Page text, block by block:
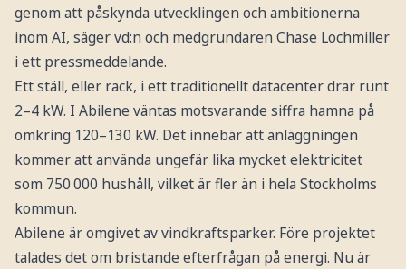
genom att påskynda utvecklingen och ambitionerna
inom AI, säger vd:n och medgrundaren Chase Lochmiller
i ett pressmeddelande.
Ett ställ, eller rack, i ett traditionellt datacenter drar runt
2–4 kW. I Abilene väntas motsvarande siffra hamna på
omkring 120–130 kW. Det innebär att anläggningen
kommer att använda ungefär lika mycket elektricitet
som 750 000 hushåll, vilket är fler än i hela Stockholms
kommun.
Abilene är omgivet av vindkraftsparker. Före projektet
talades det om bristande efterfrågan på energi. Nu är